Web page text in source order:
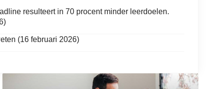
resulteert in 70 procent minder leerdoelen.
(16 februari 2026)